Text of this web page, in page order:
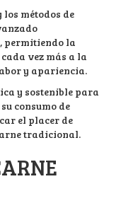
métodos de
permitiendo la
vez más a la
y apariencia.
y sostenible para
consumo de
el placer de
tradicional.